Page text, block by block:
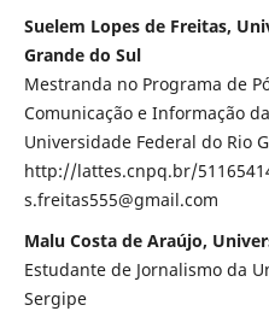
Suelem Lopes de Freitas,
Grande do Sul
Mestranda no Programa de
Comunicação e Informação da
Universidade Federal do Rio
http://lattes.cnpq.br/
s.freitas555@gmail.com
Malu Costa de Araújo,
Estudante de Jornalismo da
Sergipe